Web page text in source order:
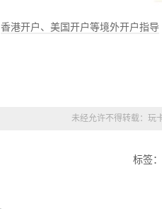
香港开户、美国开户等境外开户指导
未经允许不得转载： 玩
标签：